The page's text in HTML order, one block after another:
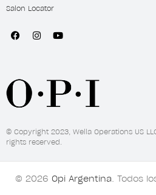
Salon Locator
© Copyright 2023, Wella Operations US
rights reserved.
© 2026 Opi Argentina. Todos